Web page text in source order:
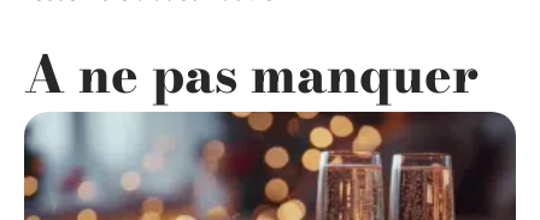
A ne pas manquer